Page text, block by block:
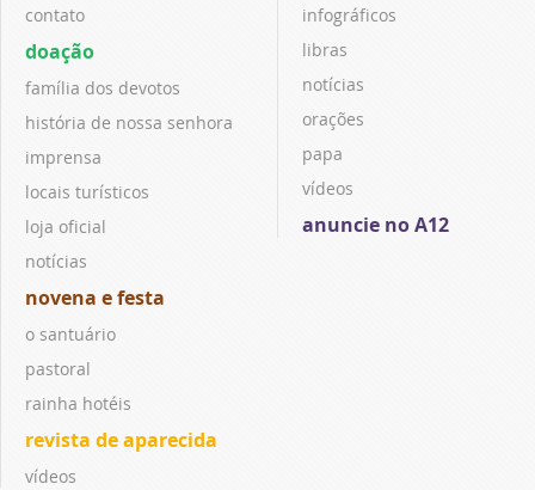
contato
doação
família dos devotos
história de nossa senhora
imprensa
locais turísticos
loja oficial
notícias
novena e festa
o santuário
pastoral
rainha hotéis
revista de aparecida
vídeos
infográficos
libras
notícias
orações
papa
vídeos
anuncie no A12